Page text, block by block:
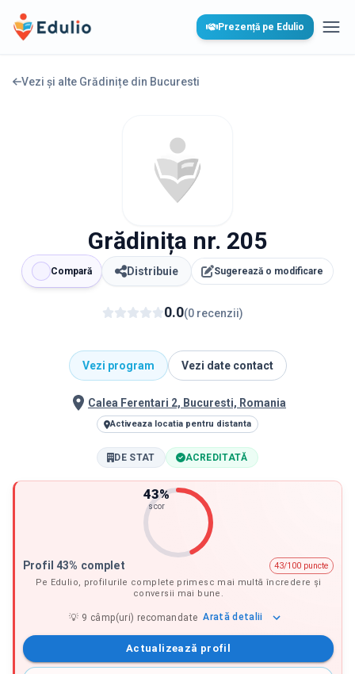
Edulio Prezență pe Edulio
Vezi și alte Grădinițe din Bucuresti
Grădinița nr. 205
Compară Distribuie Sugerează o modificare
0.0(0 recenzii)
Vezi program Vezi date contact
Calea Ferentari 2, Bucuresti, Romania
Activeaza locatia pentru distanta
DE STAT ACREDITATĂ
43%
scor
Profil 43% complet
43/100 puncte
Pe Edulio, profilurile complete primesc mai multă încredere și
conversii mai bune.
💡 9 câmp(uri) recomandate Arată detalii
Actualizează profil